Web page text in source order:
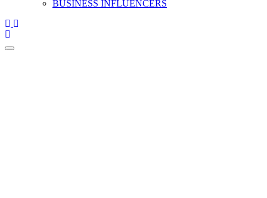
BUSINESS INFLUENCERS